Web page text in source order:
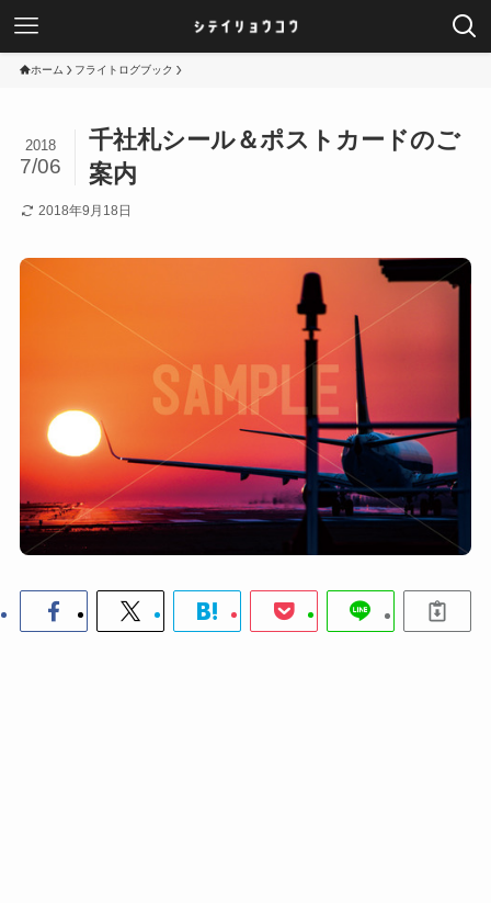
ホーム フライトログブック
千社札シール＆ポストカードのご
案内
2018
7/06
2018年9月18日